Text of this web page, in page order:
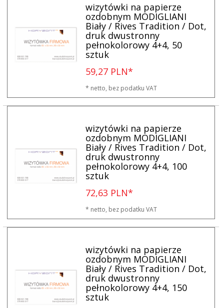
wizytówki na papierze
ozdobnym MODIGLIANI
Biały / Rives Tradition / Dot,
druk dwustronny
pełnokolorowy 4+4, 50
sztuk
59,27 PLN*
* netto, bez podatku VAT
wizytówki na papierze
ozdobnym MODIGLIANI
Biały / Rives Tradition / Dot,
druk dwustronny
pełnokolorowy 4+4, 100
sztuk
72,63 PLN*
* netto, bez podatku VAT
wizytówki na papierze
ozdobnym MODIGLIANI
Biały / Rives Tradition / Dot,
druk dwustronny
pełnokolorowy 4+4, 150
sztuk
NOWY PORTAL
swój stały rabat od 8 do 20%.
Horyzont s64.pl